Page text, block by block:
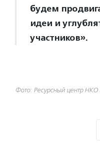
будем
идеи и
участников».
Фото: Ресурсный центр